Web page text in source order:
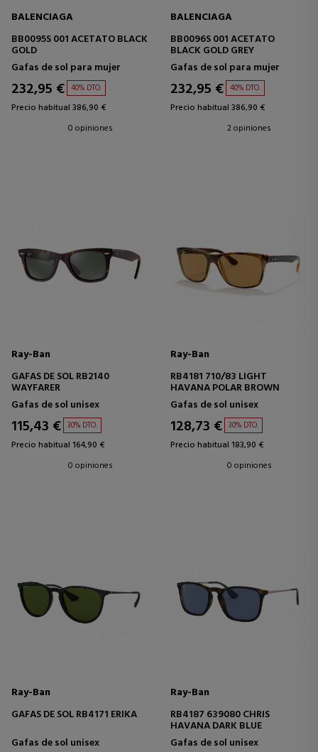
BALENCIAGA
BB0095S 001 ACETATO BLACK
GOLD
Gafas de sol para mujer
232,95 € 40% DTO.
Precio habitual 386,90 €
0 opiniones
BALENCIAGA
BB0096S 001 ACETATO
BLACK GOLD GREY
Gafas de sol para mujer
232,95 € 40% DTO.
Precio habitual 386,90 €
2 opiniones
Ray-Ban
GAFAS DE SOL RB2140
WAYFARER
Gafas de sol unisex
115,43 € 30% DTO.
Precio habitual 164,90 €
0 opiniones
Ray-Ban
RB4181 710/83 LIGHT
HAVANA POLAR BROWN
Gafas de sol unisex
128,73 € 30% DTO.
Precio habitual 183,90 €
0 opiniones
Ray-Ban
GAFAS DE SOL RB4171 ERIKA
Gafas de sol unisex
Ray-Ban
RB4187 639080 CHRIS
HAVANA DARK BLUE
Gafas de sol unisex